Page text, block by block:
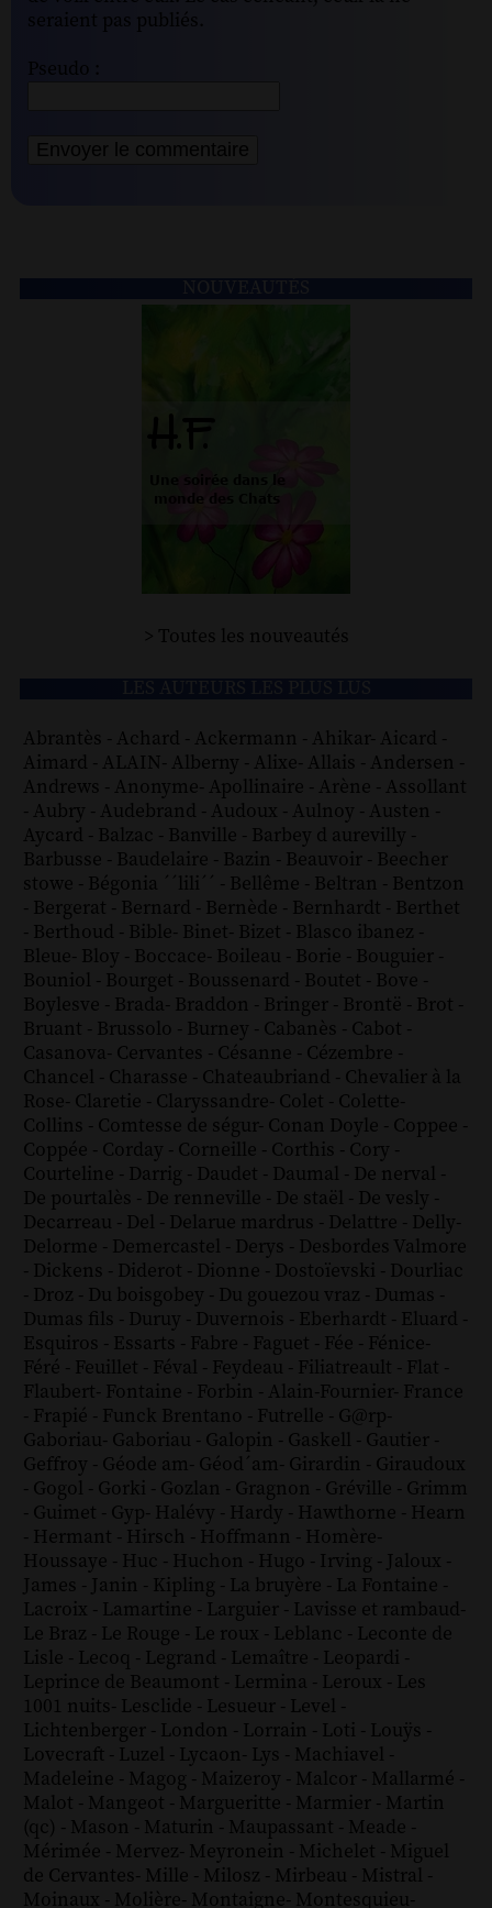
seraient pas publiés.
Pseudo :
> Toutes les nouveautés
Abrantès - Achard - Ackermann - Ahikar- Aicard -
Aimard - ALAIN- Alberny - Alixe- Allais - Andersen -
Andrews - Anonyme- Apollinaire - Arène - Assollant
- Aubry - Audebrand - Audoux - Aulnoy - Austen -
Aycard - Balzac - Banville - Barbey d aurevilly -
Barbusse - Baudelaire - Bazin - Beauvoir - Beecher
stowe - Bégonia ´´lili´´ - Bellême - Beltran - Bentzon
- Bergerat - Bernard - Bernède - Bernhardt - Berthet
- Berthoud - Bible- Binet- Bizet - Blasco ibanez -
Bleue- Bloy - Boccace- Boileau - Borie - Bouguier -
Bouniol - Bourget - Boussenard - Boutet - Bove -
Boylesve - Brada- Braddon - Bringer - Brontë - Brot -
Bruant - Brussolo - Burney - Cabanès - Cabot -
Casanova- Cervantes - Césanne - Cézembre -
Chancel - Charasse - Chateaubriand - Chevalier à la
Rose- Claretie - Claryssandre- Colet - Colette-
Collins - Comtesse de ségur- Conan Doyle - Coppee -
Coppée - Corday - Corneille - Corthis - Cory -
Courteline - Darrig - Daudet - Daumal - De nerval -
De pourtalès - De renneville - De staël - De vesly -
Decarreau - Del - Delarue mardrus - Delattre - Delly-
Delorme - Demercastel - Derys - Desbordes Valmore
- Dickens - Diderot - Dionne - Dostoïevski - Dourliac
- Droz - Du boisgobey - Du gouezou vraz - Dumas -
Dumas fils - Duruy - Duvernois - Eberhardt - Eluard -
Esquiros - Essarts - Fabre - Faguet - Fée - Fénice-
Féré - Feuillet - Féval - Feydeau - Filiatreault - Flat -
Flaubert- Fontaine - Forbin - Alain-Fournier- France
- Frapié - Funck Brentano - Futrelle - G@rp-
Gaboriau- Gaboriau - Galopin - Gaskell - Gautier -
Geffroy - Géode am- Géod´am- Girardin - Giraudoux
- Gogol - Gorki - Gozlan - Gragnon - Gréville - Grimm
- Guimet - Gyp- Halévy - Hardy - Hawthorne - Hearn
- Hermant - Hirsch - Hoffmann - Homère-
Houssaye - Huc - Huchon - Hugo - Irving - Jaloux -
James - Janin - Kipling - La bruyère - La Fontaine -
Lacroix - Lamartine - Larguier - Lavisse et rambaud-
Le Braz - Le Rouge - Le roux - Leblanc - Leconte de
Lisle - Lecoq - Legrand - Lemaître - Leopardi -
Leprince de Beaumont - Lermina - Leroux - Les
1001 nuits- Lesclide - Lesueur - Level -
Lichtenberger - London - Lorrain - Loti - Louÿs -
Lovecraft - Luzel - Lycaon- Lys - Machiavel -
Madeleine - Magog - Maizeroy - Malcor - Mallarmé -
Malot - Mangeot - Margueritte - Marmier - Martin
(qc) - Mason - Maturin - Maupassant - Meade -
Mérimée - Mervez- Meyronein - Michelet - Miguel
de Cervantes- Mille - Milosz - Mirbeau - Mistral -
Moinaux - Molière- Montaigne- Montesquieu-